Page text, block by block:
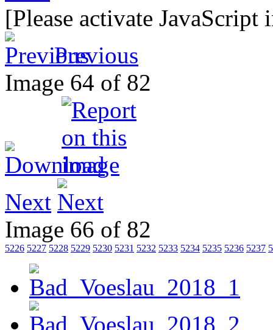
[Please activate
Previous
Image 64 of 82
Next
Image 66 of 82
5226 5227 5228 5229 5230 5231 5232 5233 5234 5235 5236 5237